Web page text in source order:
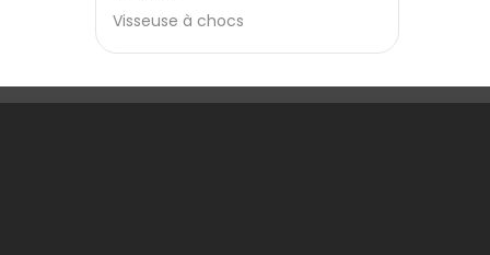
Visseuse à chocs